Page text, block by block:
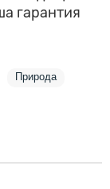
гарантия
Природа